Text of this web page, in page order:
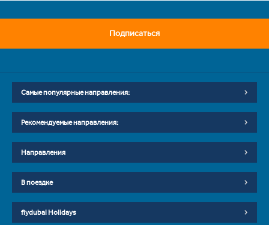
Подписаться
Самые популярные направления:
Рекомендуемые направления:
Направления
В поездке
flydubai Holidays